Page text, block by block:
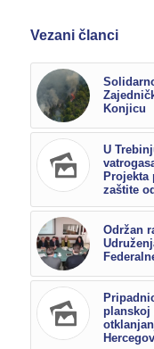
Vezani članci
Konjicu
U
Projekta
zaštite
Održan
planskoj